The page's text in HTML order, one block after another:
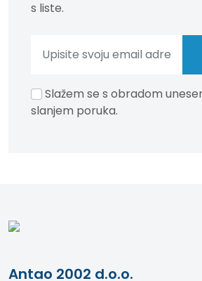
s liste.
Slažem se s obradom
slanjem poruka.
Antao 2002 d.o.o.